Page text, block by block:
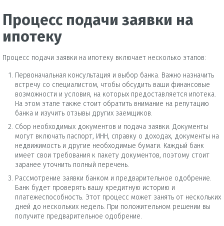
Процесс подачи заявки на
ипотеку
Процесс подачи заявки на ипотеку включает несколько этапов:
Первоначальная консультация и выбор банка. Важно назначить
встречу со специалистом, чтобы обсудить ваши финансовые
возможности и условия, на которых предоставляется ипотека.
На этом этапе также стоит обратить внимание на репутацию
банка и изучить отзывы других заемщиков.
Сбор необходимых документов и подача заявки. Документы
могут включать паспорт, ИНН, справку о доходах, документы на
недвижимость и другие необходимые бумаги. Каждый банк
имеет свои требования к пакету документов, поэтому стоит
заранее уточнить полный перечень.
Рассмотрение заявки банком и предварительное одобрение.
Банк будет проверять вашу кредитную историю и
платежеспособность. Этот процесс может занять от нескольких
дней до нескольких недель. При положительном решении вы
получите предварительное одобрение.